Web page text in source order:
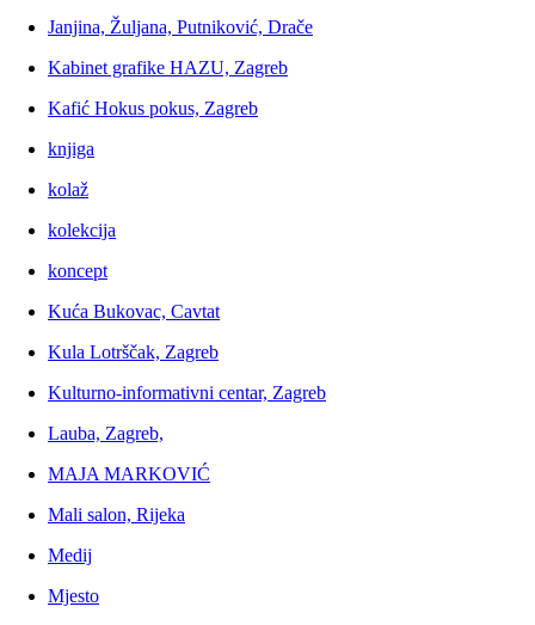
Janjina, Žuljana, Putniković, Drače
Kabinet grafike HAZU, Zagreb
Kafić Hokus pokus, Zagreb
knjiga
kolaž
kolekcija
koncept
Kuća Bukovac, Cavtat
Kula Lotrščak, Zagreb
Kulturno-informativni centar, Zagreb
Lauba, Zagreb,
MAJA MARKOVIĆ
Mali salon, Rijeka
Medij
Mjesto